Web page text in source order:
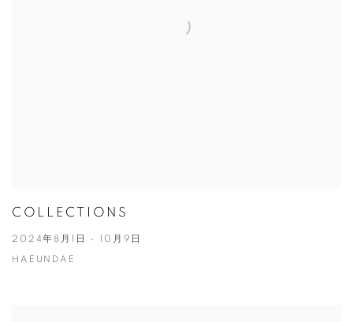
COLLECTIONS
2024年8月1日 - 10月9日
HAEUNDAE